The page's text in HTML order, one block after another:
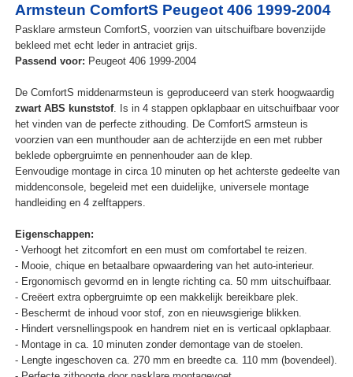
Armsteun ComfortS Peugeot 406 1999-2004
Pasklare armsteun ComfortS, voorzien van uitschuifbare bovenzijde
bekleed met echt leder in antraciet grijs.
Passend voor: Peugeot 406 1999-2004
De ComfortS middenarmsteun is geproduceerd van sterk hoogwaardig
zwart ABS kunststof. Is in 4 stappen opklapbaar en uitschuifbaar voor
het vinden van de perfecte zithouding. De ComfortS armsteun is
voorzien van een munthouder aan de achterzijde en een met rubber
beklede opbergruimte en pennenhouder aan de klep.
Eenvoudige montage in circa 10 minuten op het achterste gedeelte van
middenconsole, begeleid met een duidelijke, universele montage
handleiding en 4 zelftappers.
Eigenschappen:
- Verhoogt het zitcomfort en een must om comfortabel te reizen.
- Mooie, chique en betaalbare opwaardering van het auto-interieur.
- Ergonomisch gevormd en in lengte richting ca. 50 mm uitschuifbaar.
- Creëert extra opbergruimte op een makkelijk bereikbare plek.
- Beschermt de inhoud voor stof, zon en nieuwsgierige blikken.
- Hindert versnellingspook en handrem niet en is verticaal opklapbaar.
- Montage in ca. 10 minuten zonder demontage van de stoelen.
- Lengte ingeschoven ca. 270 mm en breedte ca. 110 mm (bovendeel).